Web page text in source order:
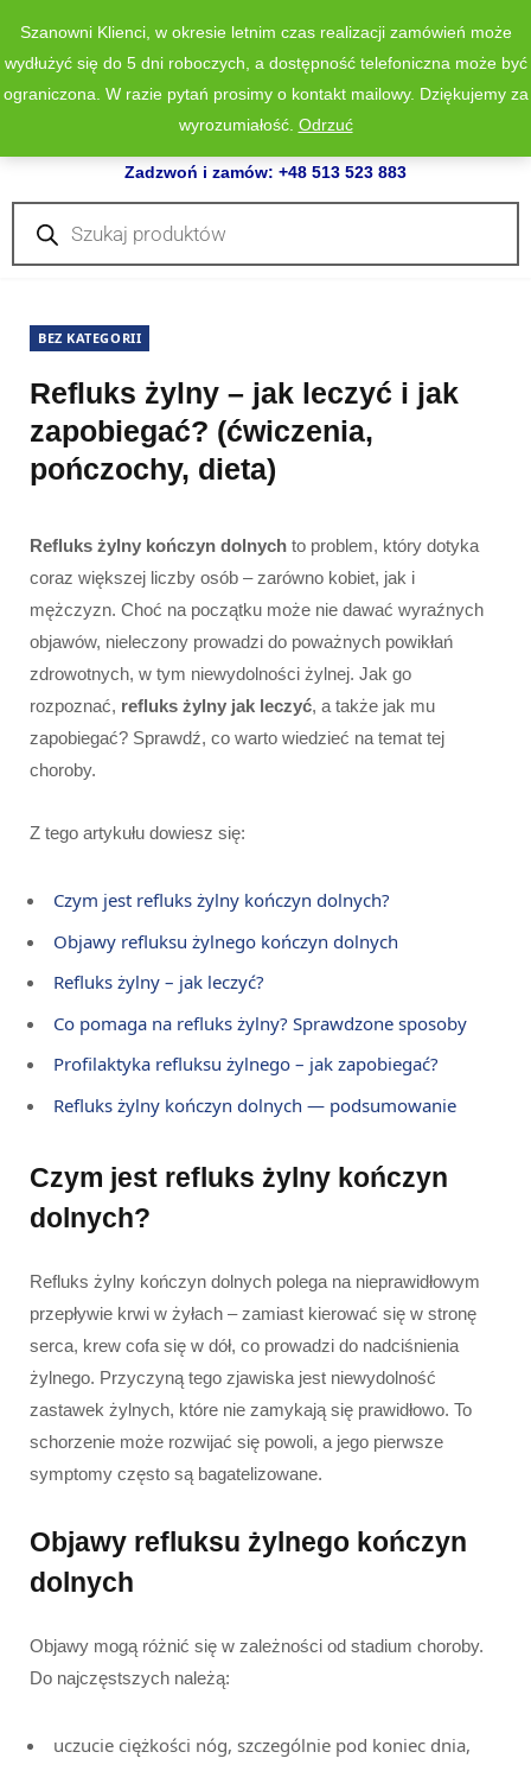
Zadzwoń i zamów: +48 513 523 883
Wyszukiwarka
produktów
BEZ KATEGORII
Refluks żylny – jak leczyć i jak
zapobiegać? (ćwiczenia,
pończochy, dieta)
Refluks żylny kończyn dolnych to problem, który dotyka
coraz większej liczby osób – zarówno kobiet, jak i
mężczyzn. Choć na początku może nie dawać wyraźnych
objawów, nieleczony prowadzi do poważnych powikłań
zdrowotnych, w tym niewydolności żylnej. Jak go
rozpoznać, refluks żylny jak leczyć, a także jak mu
zapobiegać? Sprawdź, co warto wiedzieć na temat tej
choroby.
Z tego artykułu dowiesz się:
Czym jest refluks żylny kończyn dolnych?
Objawy refluksu żylnego kończyn dolnych
Refluks żylny – jak leczyć?
Co pomaga na refluks żylny? Sprawdzone sposoby
Profilaktyka refluksu żylnego – jak zapobiegać?
Refluks żylny kończyn dolnych — podsumowanie
Czym jest refluks żylny kończyn
dolnych?
Refluks żylny kończyn dolnych polega na nieprawidłowym
przepływie krwi w żyłach – zamiast kierować się w stronę
serca, krew cofa się w dół, co prowadzi do nadciśnienia
żylnego. Przyczyną tego zjawiska jest niewydolność
zastawek żylnych, które nie zamykają się prawidłowo. To
schorzenie może rozwijać się powoli, a jego pierwsze
symptomy często są bagatelizowane.
Objawy refluksu żylnego kończyn
dolnych
Objawy mogą różnić się w zależności od stadium choroby.
Do najczęstszych należą:
uczucie ciężkości nóg, szczególnie pod koniec dnia,
Szanowni Klienci, w okresie letnim czas realizacji zamówień może
wydłużyć się do 5 dni roboczych, a dostępność telefoniczna może być
ograniczona. W razie pytań prosimy o kontakt mailowy. Dziękujemy za
wyrozumiałość. Odrzuć